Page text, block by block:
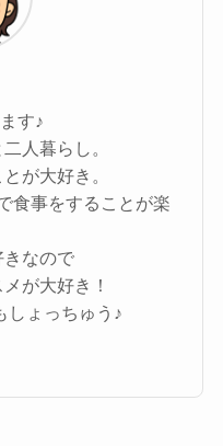
す♪
人暮らし。
が大好き。
食事をすることが楽
きなので
が大好き！
しょっちゅう♪